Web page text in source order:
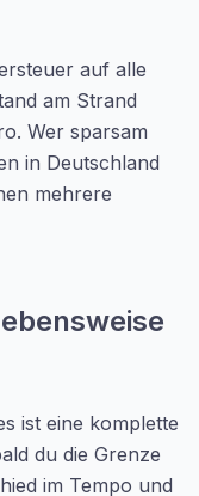
auf alle
am Strand
Wer sparsam
in Deutschland
mehrere
ist eine komplette
du die Grenze
im Tempo und